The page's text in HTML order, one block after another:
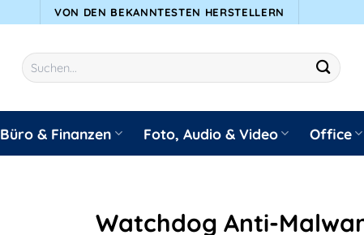
VON DEN BEKANNTESTEN HERSTELLERN
Suchen
nach:
Büro & Finanzen Foto, Audio & Video Office
Watchdog Anti-